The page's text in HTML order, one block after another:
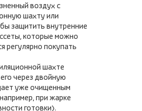
воздух с
шахту или
защитить внутренние
которые можно
регулярно покупать
шахте
через двойную
уже очищенным
при жарке
готовки).